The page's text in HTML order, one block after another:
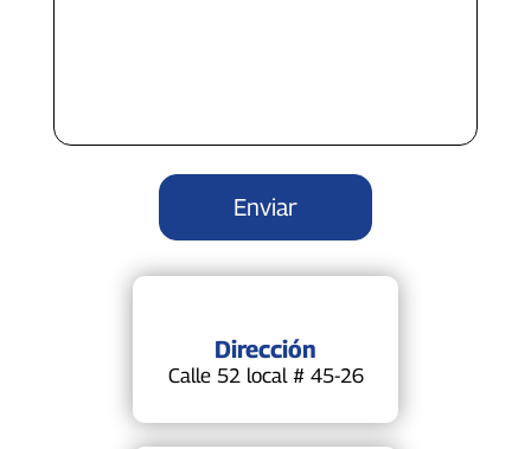
Dirección
Calle 52 local # 45-26